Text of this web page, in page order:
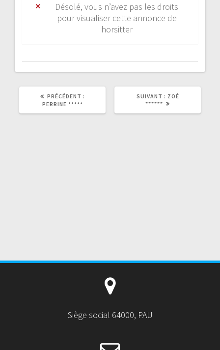
Désolé, vous n’avez pas les droits
pour visualiser cette annonce de
horsitter
PRÉCÉDENT :
PERRINE *****
SUIVANT : ZOÉ
******
Siège social 64000, PAU